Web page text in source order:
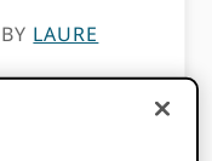
BY LAURE